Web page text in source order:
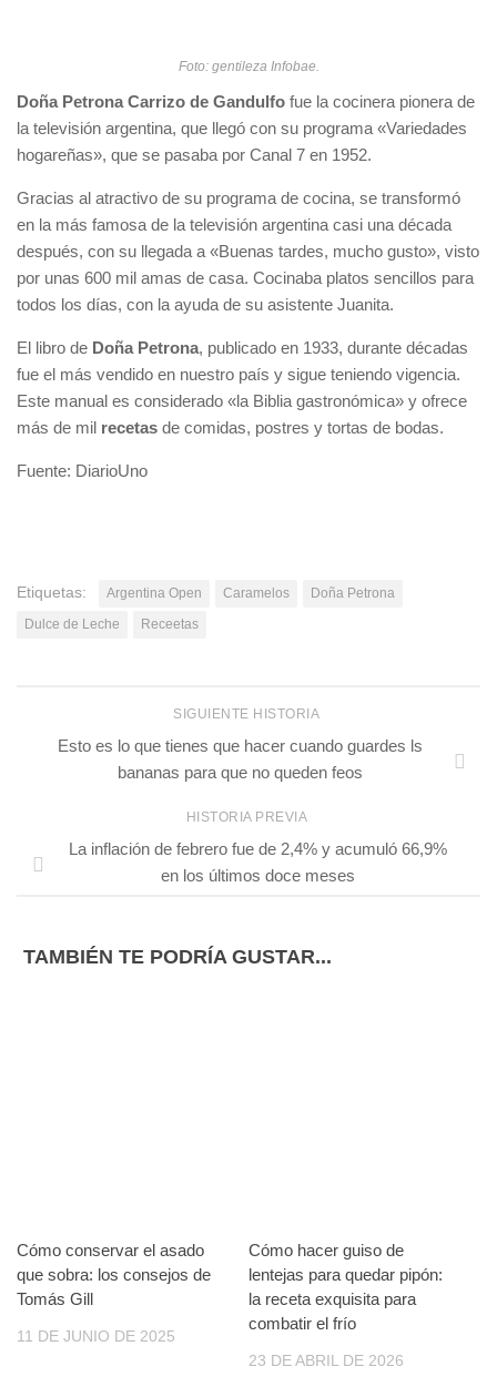
Foto: gentileza Infobae.
Doña Petrona Carrizo de Gandulfo fue la cocinera pionera de
la televisión argentina, que llegó con su programa «Variedades
hogareñas», que se pasaba por Canal 7 en 1952.
Gracias al atractivo de su programa de cocina, se transformó
en la más famosa de la televisión argentina casi una década
después, con su llegada a «Buenas tardes, mucho gusto», visto
por unas 600 mil amas de casa. Cocinaba platos sencillos para
todos los días, con la ayuda de su asistente Juanita.
El libro de Doña Petrona, publicado en 1933, durante décadas
fue el más vendido en nuestro país y sigue teniendo vigencia.
Este manual es considerado «la Biblia gastronómica» y ofrece
más de mil recetas de comidas, postres y tortas de bodas.
Fuente: DiarioUno
Etiquetas: Argentina Open Caramelos
Doña Petrona
Dulce de Leche
Receetas
SIGUIENTE HISTORIA
Esto es lo que tienes que hacer cuando guardes ls
bananas para que no queden feos
HISTORIA PREVIA
La inflación de febrero fue de 2,4% y acumuló 66,9%
en los últimos doce meses
TAMBIÉN TE PODRÍA GUSTAR...
Cómo conservar el asado
que sobra: los consejos de
Tomás Gill
11 DE JUNIO DE 2025
Cómo hacer guiso de
lentejas para quedar pipón:
la receta exquisita para
combatir el frío
23 DE ABRIL DE 2026